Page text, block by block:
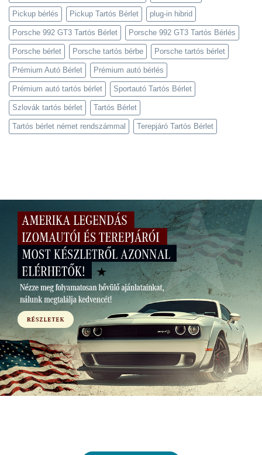
Pickup bérlés Pickup Tartós Bérlet plug-in hibrid
Porsche 992 GT3 Tartós Bérlet Porsche 992 GT3 Tartós Bérlés
Porsche bérlet Porsche tartós bérbe Porsche tartós bérlet
Prémium Autó Bérlet Prémium autó bérlés
Prémium autó tartós bérlet Sportautó Tartós Bérlet
Szlovák tartós bérlet Tartós Bérlet
Tartós bérlet német rendszámmal Terepjáró Tartós Bérlet